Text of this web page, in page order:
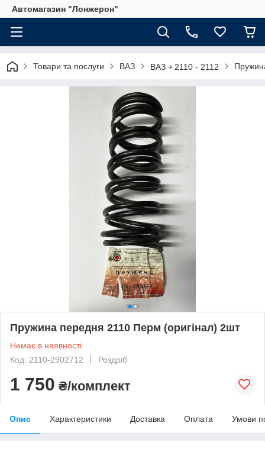
Автомагазин "Лонжерон"
Товари та послуги ВАЗ ВАЗ ￫ 2110 - 2112
Пружина передня 2110 Перм (оригінал) 2шт
Немає в наявності
Код: 2110-2902712
Роздріб
1 750 ₴/комплект
Опис Характеристики Доставка Оплата Умови